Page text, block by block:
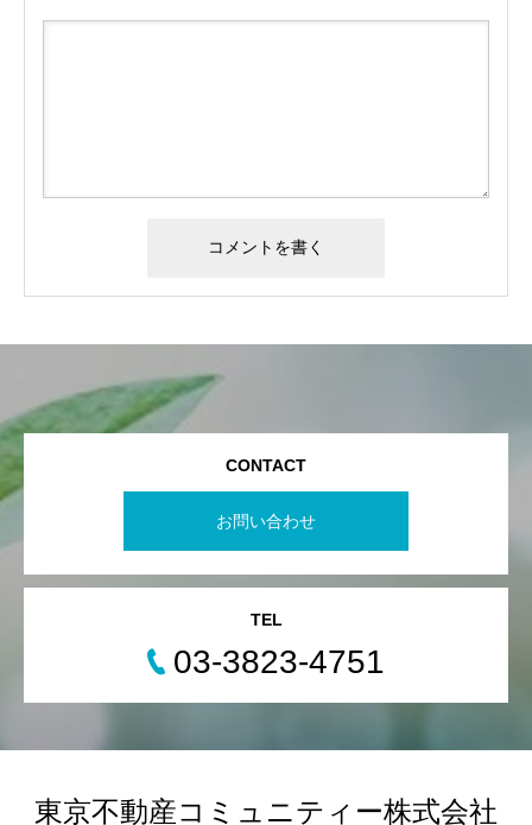
CONTACT
お問い合わせ
TEL
03-3823-4751
東京不動産コミュニティー株式会社